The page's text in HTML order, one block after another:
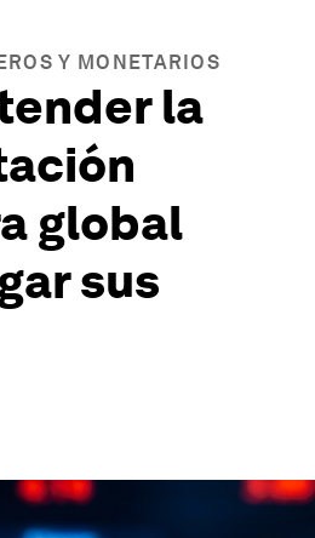
Y MONETARIOS
la
global
sus